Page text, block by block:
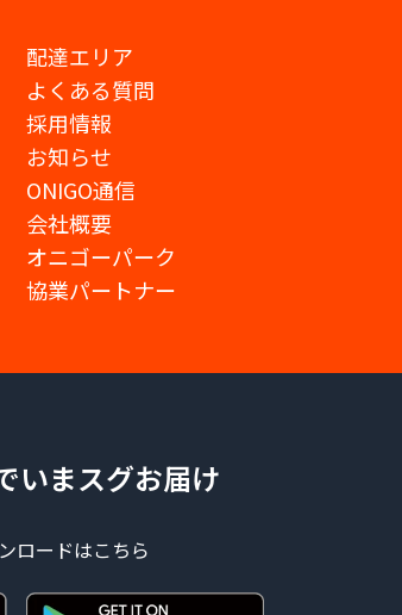
配達エリア
よくある質問
採用情報
お知らせ
ONIGO通信
会社概要
オニゴーパーク
協業パートナー
いまスグお届け
ロードはこちら